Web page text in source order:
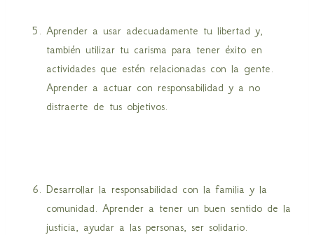
Aprender a usar adecuadamente tu libertad y,
también utilizar tu carisma para tener éxito en
actividades que estén relacionadas con la gente.
Aprender a actuar con responsabilidad y a no
distraerte de tus objetivos.
Desarrollar la responsabilidad con la familia y la
comunidad. Aprender a tener un buen sentido de la
justicia, ayudar a las personas, ser solidario.